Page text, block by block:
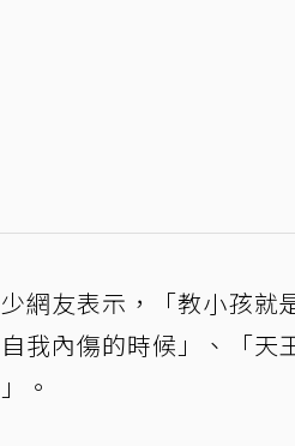
網友表示，「教小孩就
我內傷的時候」、「天
。